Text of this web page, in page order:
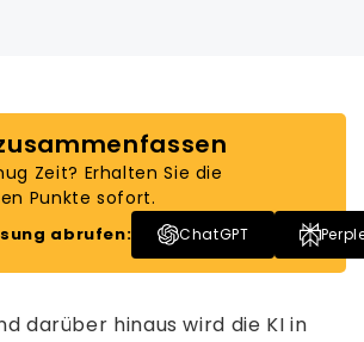
Zeit? Erhalten Sie die
Punkte sofort.
abrufen: ChatGPT
darüber hinaus wird die KI in